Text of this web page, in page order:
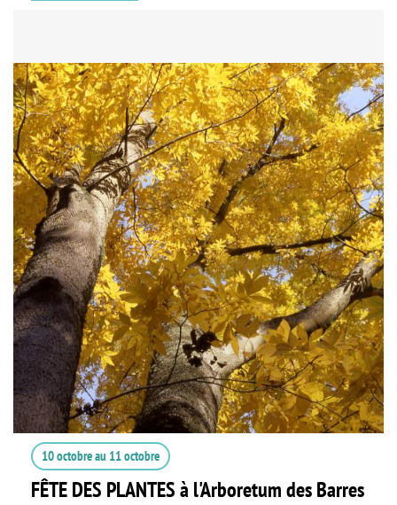
10 octobreau 11 octobre
FÊTE DES PLANTES à l'Arboretum des Barres